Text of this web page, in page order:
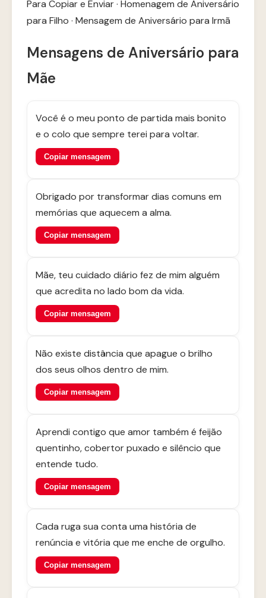
Para Copiar e Enviar· Homenagem de Aniversário
para Filho · Mensagem de Aniversário para Irmã
Mensagens de Aniversário para
Mãe
Você é o meu ponto de partida mais bonito
e o colo que sempre terei para voltar.
Copiar mensagem
Obrigado por transformar dias comuns em
memórias que aquecem a alma.
Copiar mensagem
Mãe, teu cuidado diário fez de mim alguém
que acredita no lado bom da vida.
Copiar mensagem
Não existe distância que apague o brilho
dos seus olhos dentro de mim.
Copiar mensagem
Aprendi contigo que amor também é feijão
quentinho, cobertor puxado e silêncio que
entende tudo.
Copiar mensagem
Cada ruga sua conta uma história de
renúncia e vitória que me enche de orgulho.
Copiar mensagem